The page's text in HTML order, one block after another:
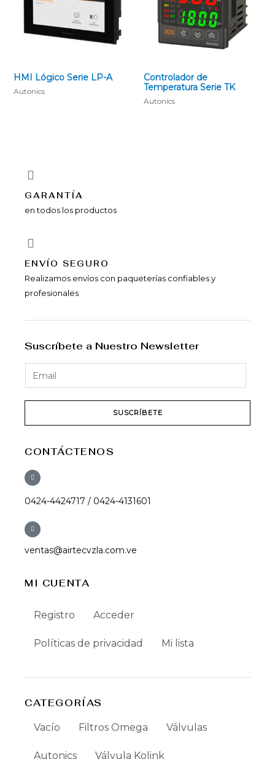
HMI Lógico Serie LP-A
Autonics
Controlador de
Temperatura Serie TK
Autonics
GARANTÍA
en todos los productos
ENVÍ­O SEGURO
Realizamos envíos con paqueterías confiables y
profesionales
Suscríbete a Nuestro Newsletter
SUSCRÍBETE
CONTÁCTENOS
0424-4424717 / 0424-4131601
ventas@airtecvzla.com.ve
MI CUENTA
Registro Acceder
Políticas de privacidad Mi lista
CATEGORÍAS
Vacío Filtros Omega Válvulas
Autonics Válvula Kolink